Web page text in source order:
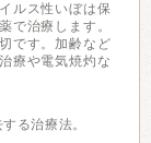
ルス性いぼは保
で治療します。
です。加齢など
療や電気焼灼な
る治療法。